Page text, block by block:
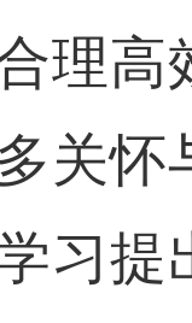
理高
关怀
习提